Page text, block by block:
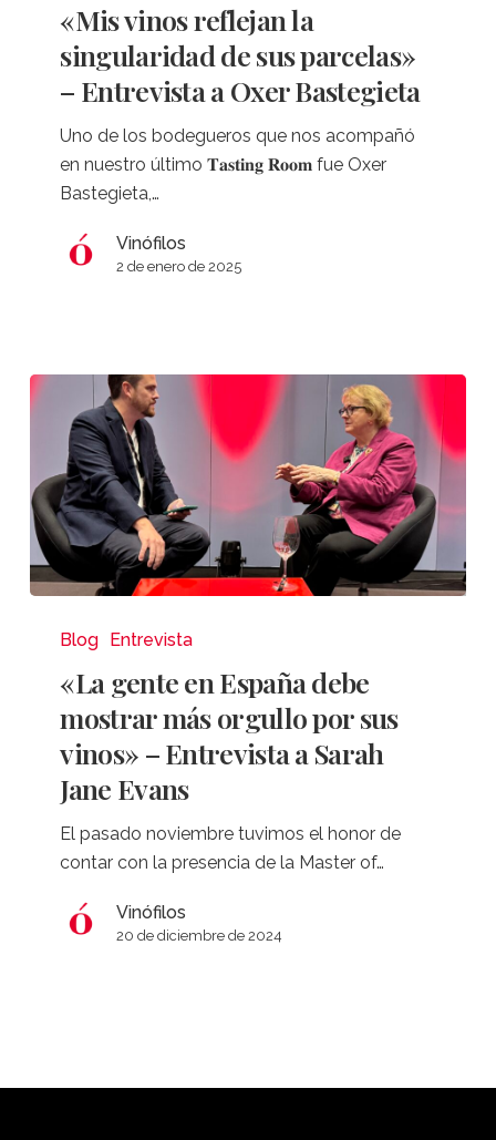
singularidad
parcelas»
Entrevista
«Mis vinos reflejan la
singularidad de sus parcelas»
– Entrevista a Oxer Bastegieta
Uno de los bodegueros que nos acompañó
en nuestro último 𝐓𝐚𝐬𝐭𝐢𝐧𝐠 𝐑𝐨𝐨𝐦 fue Oxer
Bastegieta,…
Vinófilos
2 de enero de 2025
gente
España
debe
mostrar
más
orgullo
Blog Entrevista
«La gente en España debe
mostrar más orgullo por sus
vinos» – Entrevista a Sarah
Jane Evans
El pasado noviembre tuvimos el honor de
contar con la presencia de la Master of…
Vinófilos
20 de diciembre de 2024